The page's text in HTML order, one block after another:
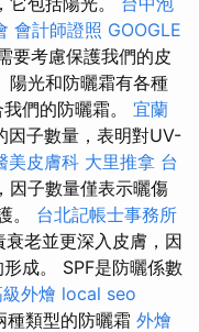
會計師證照 GOOGLE
要考慮保護我們的皮
陽光和防曬霜有各種
們的防曬霜。 宜蘭
因子數量，表明對UV-
美皮膚科 大里推拿 台
因子數量僅表示曬傷
。 台北記帳士事務所
老並更深入皮膚，因
成。 SPF是防曬係數
外燴 local seo
種類型的防曬霜 外燴